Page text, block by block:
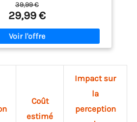
toutes sortes d'ingrédients en
SANS EFFORT : Système
pour des résultats parfaits par
FACILE À NETTOYER : Pièces
au lave-vaisselle pour un
AU JUSTE PRIX : engagement de
ans au juste prix grâce à notre
réparateurs dans le monde, pour
de l’environnement et à
déchets GRANDE CAPACITÉ : La
de 400 ml permet de réaliser
de recettes FACILE À RANGER :
39,99 €
29,99 €
Coût
estimé
Impact sur
la
perception